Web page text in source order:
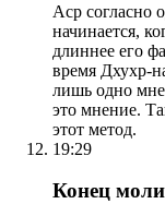
Аср согласно
начинается,
длиннее его
время Дхухр-
лишь одно
это мнение.
этот метод.
19:29
Конец